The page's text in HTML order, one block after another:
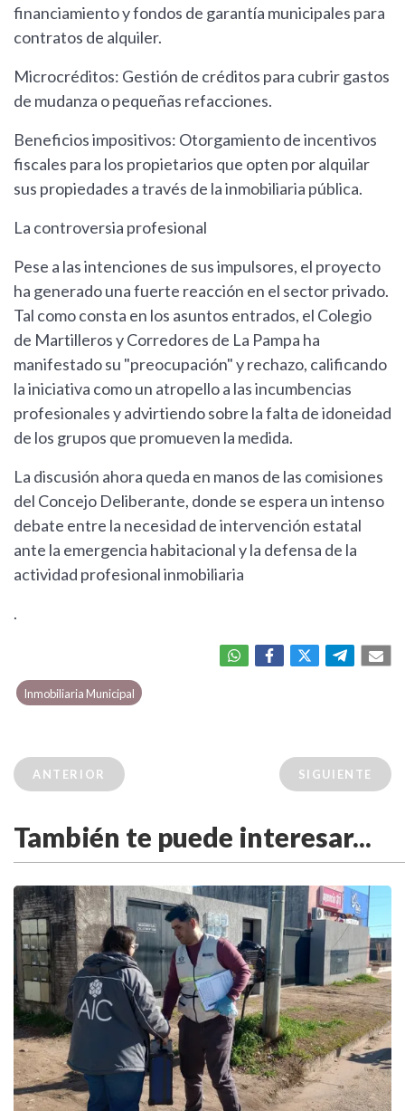
financiamiento y fondos de garantía municipales para
contratos de alquiler.
Microcréditos: Gestión de créditos para cubrir gastos
de mudanza o pequeñas refacciones.
Beneficios impositivos: Otorgamiento de incentivos
fiscales para los propietarios que opten por alquilar
sus propiedades a través de la inmobiliaria pública.
La controversia profesional
Pese a las intenciones de sus impulsores, el proyecto
ha generado una fuerte reacción en el sector privado.
Tal como consta en los asuntos entrados, el Colegio
de Martilleros y Corredores de La Pampa ha
manifestado su "preocupación" y rechazo, calificando
la iniciativa como un atropello a las incumbencias
profesionales y advirtiendo sobre la falta de idoneidad
de los grupos que promueven la medida.
La discusión ahora queda en manos de las comisiones
del Concejo Deliberante, donde se espera un intenso
debate entre la necesidad de intervención estatal
ante la emergencia habitacional y la defensa de la
actividad profesional inmobiliaria
.
Inmobiliaria Municipal
ANTERIOR SIGUIENTE
También te puede interesar...